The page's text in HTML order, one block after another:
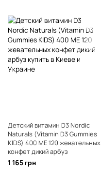
Детский витамин D3 Nordic
Naturals (Vitamin D3 Gummies
KIDS) 400 МЕ 120 жевательных
конфет дикий арбуз
1 165 грн